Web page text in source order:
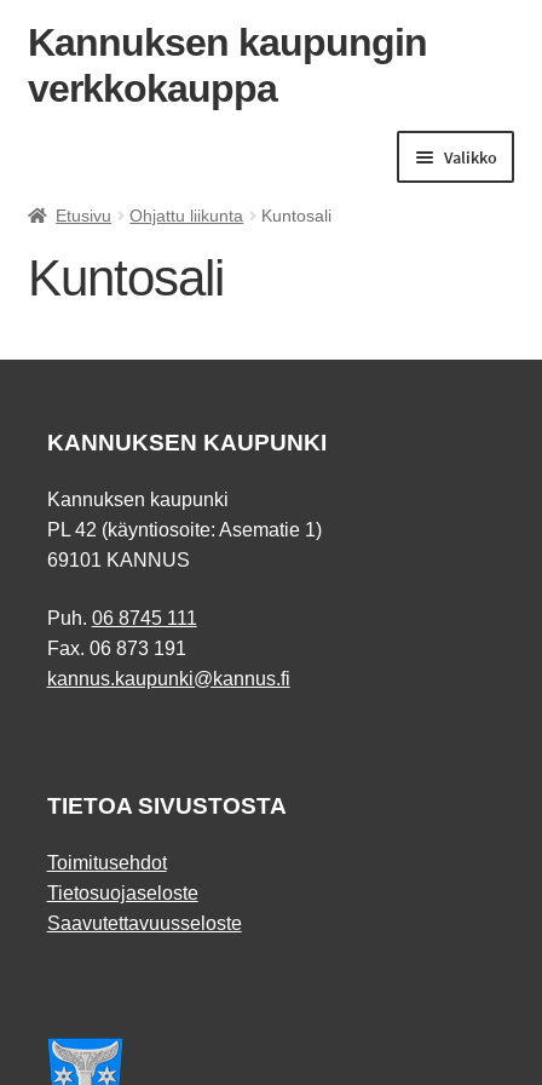
Siirry
Siirry
Kannuksen kaupungin
verkkokauppa
Valikko
Etusivu Ohjattu liikunta Kuntosali
Kuntosali
KANNUKSEN KAUPUNKI
Kannuksen kaupunki
PL 42 (käyntiosoite: Asematie 1)
69101 KANNUS
Puh. 06 8745 111
Fax. 06 873 191
kannus.kaupunki@kannus.fi
TIETOA SIVUSTOSTA
Toimitusehdot
Tietosuojaseloste
Saavutettavuusseloste